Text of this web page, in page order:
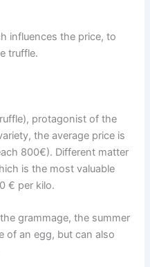
influences the price, to
truffle.
protagonist of the
the average price is
800€). Different matter
is the most valuable
€ per kilo.
grammage, the summer
of an egg, but can also